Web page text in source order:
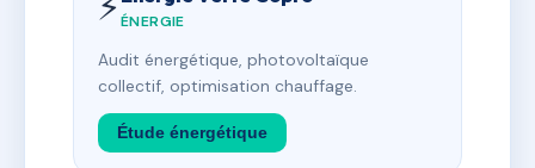
ÉNERGIE
Audit énergétique, photovoltaïque
collectif, optimisation chauffage.
Étude énergétique